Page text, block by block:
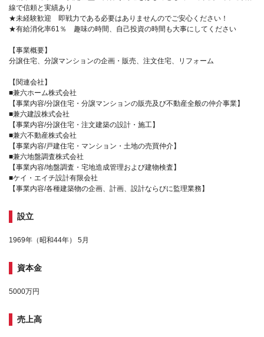
線で信頼と実績あり
★未経験歓迎 即戦力である必要はありませんのでご安心ください！
★有給消化率61％ 趣味の時間、自己投資の時間も大事にしてください
【事業概要】
分譲住宅、分譲マンションの企画・販売、注文住宅、リフォーム
【関連会社】
■兼六ホーム株式会社
【事業内容/分譲住宅・分譲マンションの販売及び不動産全般の仲介事業】
■兼六建設株式会社
【事業内容/分譲住宅・注文建築の設計・施工】
■兼六不動産株式会社
【事業内容/戸建住宅・マンション・土地の売買仲介】
■兼六地盤調査株式会社
【事業内容/地盤調査・宅地造成管理および建物検査】
■ケイ・エイチ設計有限会社
【事業内容/各種建築物の企画、計画、設計ならびに監理業務】
設立
1969年（昭和44年） 5月
資本金
5000万円
売上高